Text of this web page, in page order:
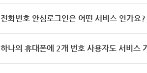
전화번호 안심로그인은 어떤 서비스 인가요?
하나의 휴대폰에 2개 번호 사용자도 서비스